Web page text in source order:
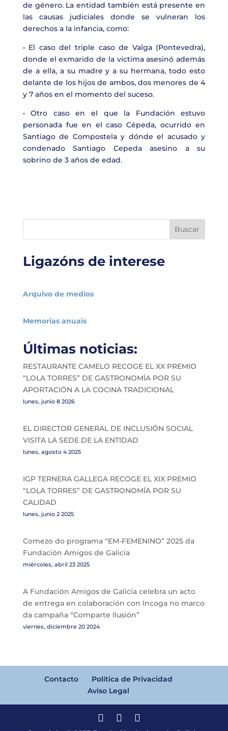
de género. La entidad también está presente en
las causas judiciales donde se vulneran los
derechos a la infancia, como:
• El caso del triple caso de Valga (Pontevedra),
donde el exmarido de la víctima asesinó además
de a ella, a su madre y a su hermana, todo esto
delante de los hijos de ambos, dos menores de 4
y 7 años en el momento del suceso.
• Otro caso en el que la Fundación estuvo
personada fue en el caso Cépeda, ocurrido en
Santiago de Compostela y dónde el acusado y
condenado Santiago Cepeda asesino a su
sobrino de 3 años de edad.
Buscar
Ligazóns de interese
Arquivo de medios
Memorias anuais
Últimas noticias:
RESTAURANTE CAMELO RECOGE EL XX PREMIO
“LOLA TORRES” DE GASTRONOMÍA POR SU
APORTACIÓN A LA COCINA TRADICIONAL
lunes, junio 8 2026
EL DIRECTOR GENERAL DE INCLUSIÓN SOCIAL
VISITA LA SEDE DE LA ENTIDAD
lunes, agosto 4 2025
IGP TERNERA GALLEGA RECOGE EL XIX PREMIO
“LOLA TORRES” DE GASTRONOMÍA POR SU
CALIDAD
lunes, junio 2 2025
Comezo do programa “EM-FEMENINO” 2025 da
Fundación Amigos de Galicia
miércoles, abril 23 2025
A Fundación Amigos de Galicia celebra un acto
de entrega en colaboración con Incoga no marco
da campaña “Comparte Ilusión”
viernes, diciembre 20 2024
Contacto
Política de Privacidad
Aviso Legal